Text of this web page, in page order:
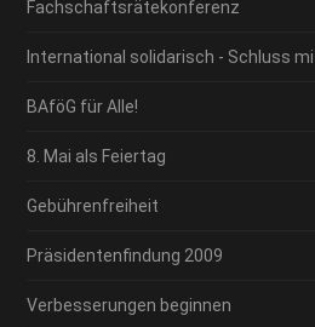
Fachschaftsrätekonferenz
International solidarisch - Schluss
BAföG für Alle!
8. Mai als Feiertag
Gebührenfreiheit
Präsidentenfindung 2009
Verbesserungen beginnen